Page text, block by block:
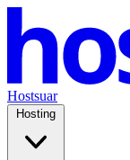
Hostsuar
Hosting